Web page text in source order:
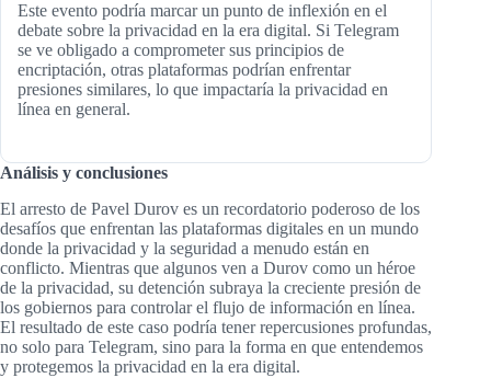
Este evento podría marcar un punto de inflexión en el
debate sobre la privacidad en la era digital. Si Telegram
se ve obligado a comprometer sus principios de
encriptación, otras plataformas podrían enfrentar
presiones similares, lo que impactaría la privacidad en
línea en general.
Análisis y conclusiones
El arresto de Pavel Durov es un recordatorio poderoso de los
desafíos que enfrentan las plataformas digitales en un mundo
donde la privacidad y la seguridad a menudo están en
conflicto. Mientras que algunos ven a Durov como un héroe
de la privacidad, su detención subraya la creciente presión de
los gobiernos para controlar el flujo de información en línea.
El resultado de este caso podría tener repercusiones profundas,
no solo para Telegram, sino para la forma en que entendemos
y protegemos la privacidad en la era digital.